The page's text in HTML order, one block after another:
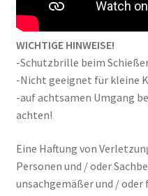
WICHTIGE HINWEISE!
-Schutzbrille beim
-Nicht geeignet für kleine
-auf achtsamen Umgang
achten!
Eine Haftung von
Personen und / oder
unsachgemäßer und /